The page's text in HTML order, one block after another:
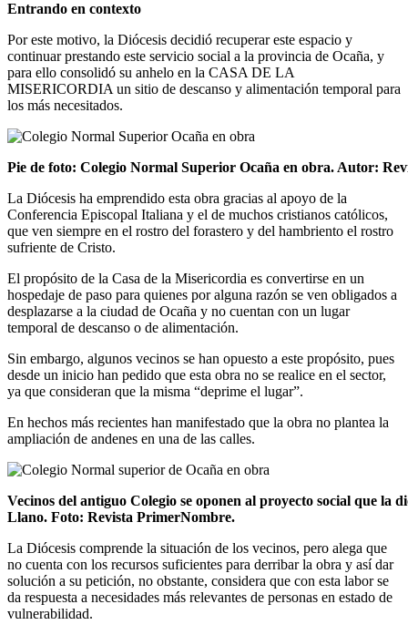
Entrando en contexto
Por este motivo, la Diócesis decidió recuperar este espacio y
continuar prestando este servicio social a la provincia de Ocaña, y
para ello consolidó su anhelo en la CASA DE LA
MISERICORDIA un sitio de descanso y alimentación temporal para
los más necesitados.
Pie de foto: Colegio Normal Superior Ocaña en obra. Autor:
La Diócesis ha emprendido esta obra gracias al apoyo de la
Conferencia Episcopal Italiana y el de muchos cristianos católicos,
que ven siempre en el rostro del forastero y del hambriento el rostro
sufriente de Cristo.
El propósito de la Casa de la Misericordia es convertirse en un
hospedaje de paso para quienes por alguna razón se ven obligados a
desplazarse a la ciudad de Ocaña y no cuentan con un lugar
temporal de descanso o de alimentación.
Sin embargo, algunos vecinos se han opuesto a este propósito, pues
desde un inicio han pedido que esta obra no se realice en el sector,
ya que consideran que la misma “deprime el lugar”.
En hechos más recientes han manifestado que la obra no plantea la
ampliación de andenes en una de las calles.
Vecinos del antiguo Colegio se oponen al proyecto social que la
Llano. Foto: Revista PrimerNombre.
La Diócesis comprende la situación de los vecinos, pero alega que
no cuenta con los recursos suficientes para derribar la obra y así dar
solución a su petición, no obstante, considera que con esta labor se
da respuesta a necesidades más relevantes de personas en estado de
vulnerabilidad.